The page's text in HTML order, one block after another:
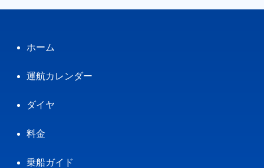
ホーム
運航カレンダー
ダイヤ
料金
乗船ガイド